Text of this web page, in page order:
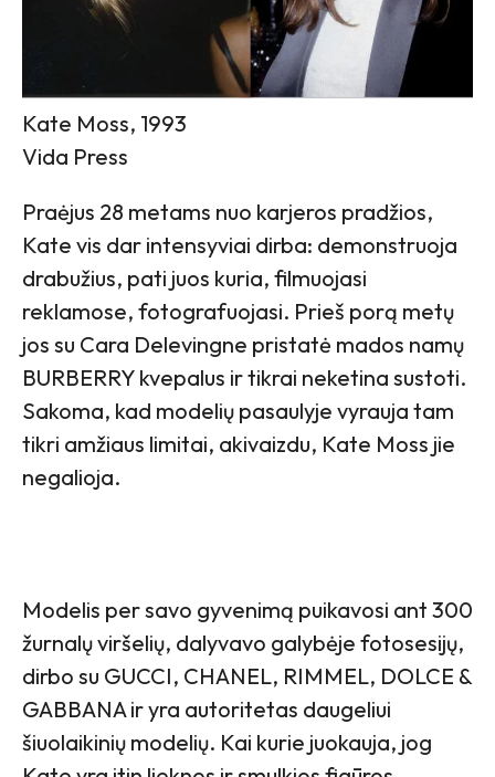
Kate Moss, 1993
Vida Press
Praėjus 28 metams nuo karjeros pradžios,
Kate vis dar intensyviai dirba: demonstruoja
drabužius, pati juos kuria, filmuojasi
reklamose, fotografuojasi. Prieš porą metų
jos su Cara Delevingne pristatė mados namų
BURBERRY kvepalus ir tikrai neketina sustoti.
Sakoma, kad modelių pasaulyje vyrauja tam
tikri amžiaus limitai, akivaizdu, Kate Moss jie
negalioja.
Modelis per savo gyvenimą puikavosi ant 300
žurnalų viršelių, dalyvavo galybėje fotosesijų,
dirbo su GUCCI, CHANEL, RIMMEL, DOLCE &
GABBANA ir yra autoritetas daugeliui
šiuolaikinių modelių. Kai kurie juokauja, jog